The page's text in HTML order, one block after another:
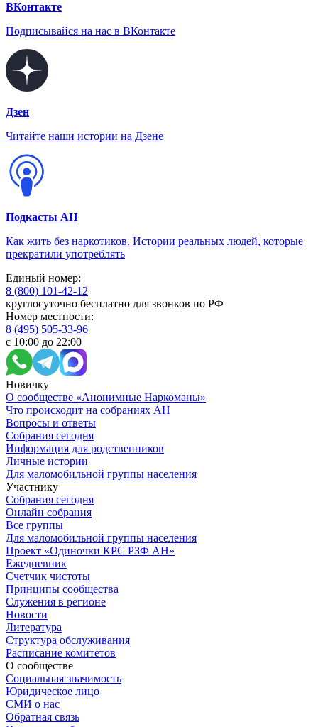
ВКонтакте
Подписывайся на нас в ВКонтакте
Дзен
Читайте наши истории на Дзене
Подкасты АН
Как жить без наркотиков. Истории реальных людей, которые
прекратили употреблять
Единый номер:
8 (800) 101-42-12
круглосуточно бесплатно для звонков по РФ
Номер местности:
8 (495) 505-33-96
с 10:00 до 22:00
Новичку
О сообществе «Анонимные Наркоманы»
Что происходит на собраниях АН
Вопросы и ответы
Собрания сегодня
Информация для родственников
Личные истории
Для маломобильной группы населения
Участнику
Собрания сегодня
Онлайн собрания
Все группы
Для маломобильной группы населения
Проект «Одиночки КРС РЗФ АН»
Ежедневник
Счетчик чистоты
Принципы сообщества
Служения в регионе
Новости
Литература
Структура обслуживания
Расписание комитетов
О сообществе
Социальная значимость
Юридическое лицо
СМИ о нас
Обратная связь